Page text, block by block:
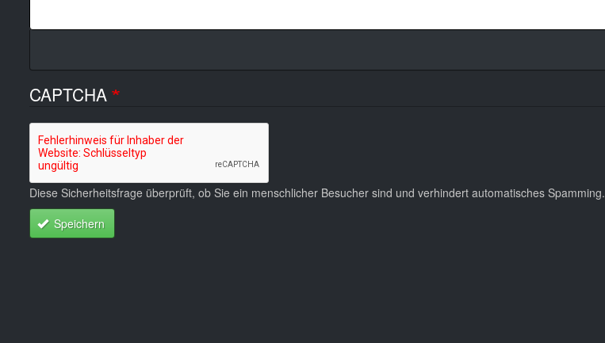
CAPTCHA
Diese Sicherheitsfrage überprüft, ob Sie ein menschlicher Besucher sind und verhindert automatisches Spamming.
Speichern